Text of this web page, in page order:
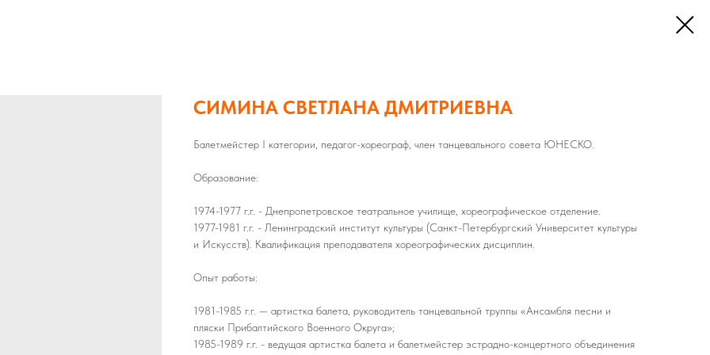
СИМИНА СВЕТЛАНА ДМИТРИЕВНА
Балетмейстер I категории, педагог-хореограф, член танцевального совета ЮНЕСКО.
Образование:
1974-1977 г.г. - Днепропетровское театральное училище, хореографическое отделение.
1977-1981 г.г. - Ленинградский институт культуры (Санкт-Петербургский Университет культуры
и Искусств). Квалификация преподавателя хореографических дисциплин.
Опыт работы:
1981-1985 г.г. — артистка балета, руководитель танцевальной труппы «Ансамбля песни и
пляски Прибалтийского Военного Округа»;
1985-1989 г.г. - ведущая артистка балета и балетмейстер эстрадно-концертного объединения